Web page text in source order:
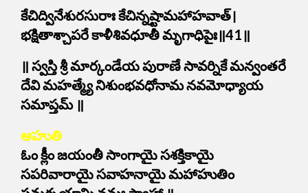
కేచిద్వినేశురసురాః కేచిన్నష్టామహాహవాత్।
భక్షితాశ్చాపరే కాళీశివధూతీ మృగాధిపైః॥41॥
॥ స్వస్తి శ్రీ మార్కండేయ పురాణే సావర్నికే మన్వంతరే
దేవి మహత్మ్యే నిశుంభవధోనామ నవమోధ్యాయ
సమాప్తమ్ ॥
ఆహుతి
ఓం క్లీం జయంతీ సాంగాయై సశక్తికాయై
సపరివారాయై సవాహనాయై మహాహుతిం